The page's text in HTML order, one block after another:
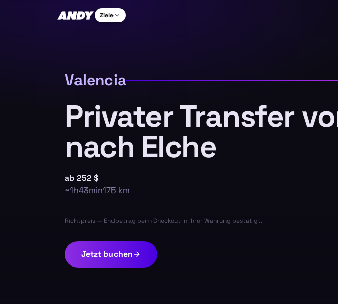
Ziele
Valencia
Privater Transfer
nach Elche
ab252 $
~1h43min175 km
Richtpreis — Endbetrag beim Checkout in Ihrer Währung bestätigt.
Jetzt buchen